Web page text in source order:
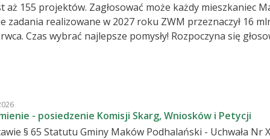
aż 155 projektów. Zagłosować może każdy mieszkaniec
zadania realizowane w 2027 roku ZWM przeznaczył 16
w ramach Budżetu
to, jak wygląda ich najbliższe otoczenie i jakie projekty
edycje przyniosły imponujące efekty. Zrealizowano
regionalnych w stroje i instrumenty, powstanie
budowa chodników przy drogach wojewódzkich, a także
- posiedzenie Komisji Skarg, Wniosków i Petycji
§ 65 Statutu Gminy Maków Podhalański - Uchwała Nr